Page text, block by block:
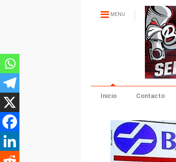
MENU
Inicio Contacto